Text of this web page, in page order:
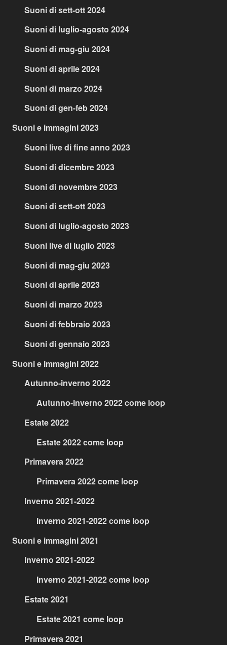
Suoni di sett-ott 2024
Suoni di luglio-agosto 2024
Suoni di mag-giu 2024
Suoni di aprile 2024
Suoni di marzo 2024
Suoni di gen-feb 2024
Suoni e immagini 2023
Suoni live di fine anno 2023
Suoni di dicembre 2023
Suoni di novembre 2023
Suoni di sett-ott 2023
Suoni di luglio-agosto 2023
Suoni live di luglio 2023
Suoni di mag-giu 2023
Suoni di aprile 2023
Suoni di marzo 2023
Suoni di febbraio 2023
Suoni di gennaio 2023
Suoni e immagini 2022
Autunno-inverno 2022
Autunno-inverno 2022 come loop
Estate 2022
Estate 2022 come loop
Primavera 2022
Primavera 2022 come loop
Inverno 2021-2022
Inverno 2021-2022 come loop
Suoni e immagini 2021
Inverno 2021-2022
Inverno 2021-2022 come loop
Estate 2021
Estate 2021 come loop
Primavera 2021